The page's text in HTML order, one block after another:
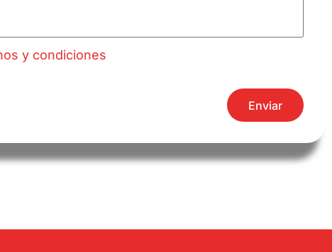
y condiciones
Enviar